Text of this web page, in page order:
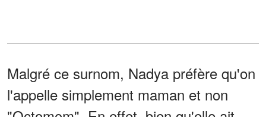
Malgré ce surnom, Nadya préfère qu'on
l'appelle simplement maman et non